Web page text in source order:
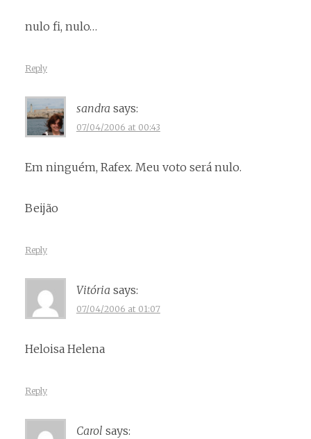
nulo fi, nulo…
Reply
sandra says:
07/04/2006 at 00:43
Em ninguém, Rafex. Meu voto será nulo.
Beijão
Reply
Vitória says:
07/04/2006 at 01:07
Heloisa Helena
Reply
Carol says: